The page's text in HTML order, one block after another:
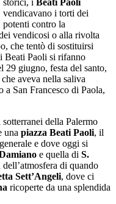
vendicavano i torti dei
potenti contro la
vendicosi o alla rivolta
che tentò di sostituirsi
Beati Paoli si rifanno
29 giugno, festa del santo,
aveva nella saliva
a San Francesco di Paola,
della Palermo
una piazza Beati Paoli, il
e dove oggi si
e quella di S.
di quando
Sett’Angeli, dove ci
ricoperte da una splendida